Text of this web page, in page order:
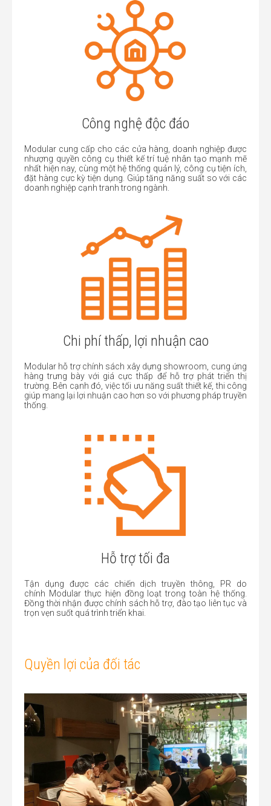
Công nghệ độc đáo
Modular cung cấp cho các cửa hàng, doanh nghiệp được
nhượng quyền công cụ thiết kế trí tuệ nhân tạo mạnh mẽ
nhất hiện nay, cùng một hệ thống quản lý, công cụ tiện ích,
đặt hàng cực kỳ tiện dụng. Giúp tăng năng suất so với các
doanh nghiệp cạnh tranh trong ngành.
Chi phí thấp, lợi nhuận cao
Modular hỗ trợ chính sách xây dựng showroom, cung ứng
hàng trưng bày với giá cực thấp để hỗ trợ phát triển thị
trường. Bên cạnh đó, việc tối ưu năng suất thiết kế, thi công
giúp mang lại lợi nhuận cao hơn so với phương pháp truyền
thống.
Hỗ trợ tối đa
Tận dụng được các chiến dịch truyền thông, PR do
chính Modular thực hiện đồng loạt trong toàn hệ thống.
Đồng thời nhận được chính sách hỗ trợ, đào tạo liên tục và
trọn vẹn suốt quá trình triển khai.
Quyền lợi của đối tác